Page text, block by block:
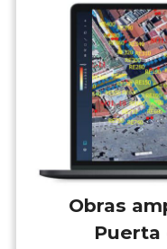
Obras
Puerta